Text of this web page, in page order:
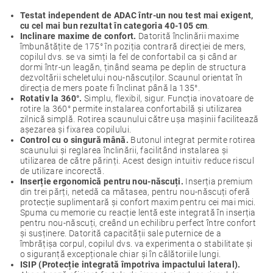
Testat independent de ADAC într-un nou test mai exigent,
cu cel mai bun rezultat în categoria 40-105 cm
Inclinare maxime de confort. Datorită înclinării maxime
îmbunătățite de 175° în poziția contrară direcției de mers,
copilul dvs. se va simți la fel de confortabil ca și când ar
dormi într-un leagăn, ținând seama pe deplin de structura
dezvoltării scheletului nou-născuților. Scaunul orientat în
direcția de mers poate fi înclinat până la 135°.
Rotativ la 360°. Simplu, flexibil, sigur. Funcția inovatoare de
rotire la 360° permite instalarea confortabilă și utilizarea
zilnică simplă. Rotirea scaunului către ușa mașinii facilitează
așezarea și fixarea copilului.
Control cu o singură mână. Butonul integrat permite rotirea
scaunului și reglarea înclinării, facilitând instalarea și
utilizarea de către părinți. Acest design intuitiv reduce riscul
de utilizare incorectă.
Inserție ergonomică pentru nou-născuți. Inserția premium
din trei părți, netedă ca mătasea, pentru nou-născuți oferă
protecție suplimentară și confort maxim pentru cei mai mici.
Spuma cu memorie cu reacție lentă este integrată în inserția
pentru nou-născuți, creând un echilibru perfect între confort
și susținere. Datorită capacității sale puternice de a
îmbrățișa corpul, copilul dvs. va experimenta o stabilitate și
o siguranță excepționale chiar și în călătoriile lungi.
ISIP (Protecție integrată împotriva impactului lateral).